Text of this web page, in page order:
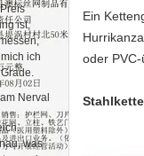
ist,
ich
Nerval
was
Ein
oder